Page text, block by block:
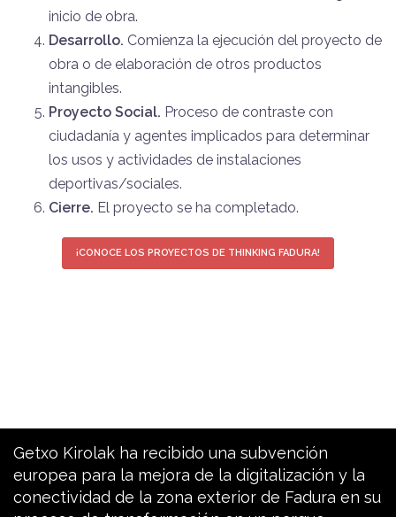
inicio de obra.
Desarrollo. Comienza la ejecución del proyecto de
obra o de elaboración de otros productos
intangibles.
Proyecto Social. Proceso de contraste con
ciudadanía y agentes implicados para determinar
los usos y actividades de instalaciones
deportivas/sociales.
Cierre. El proyecto se ha completado.
¡CONOCE LOS PROYECTOS DE THINKING FADURA!
Getxo Kirolak ha recibido una subvención
europea para la mejora de la digitalización y la
conectividad de la zona exterior de Fadura en su